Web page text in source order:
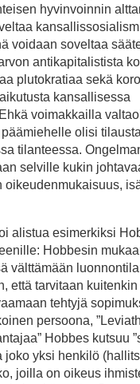
hyvinvoinnin
voidaan soveltaa
antikapitalistista
plutokratiaa sekä
kansallisessa
voimakkailla
olisi
tilanteessa.
selville kukin
oikeudenmukaisuus,
alistua esimerkiksi
Hobbesin
välttämään
että tarvitaan
tehtyjä
persoona,
Hobbes kutsuu
joko yksi henkilö
joilla on oikeus